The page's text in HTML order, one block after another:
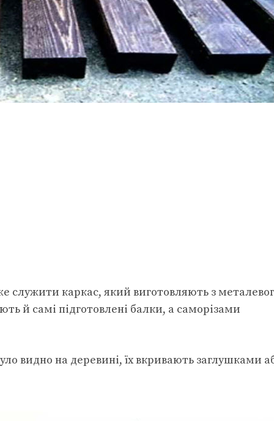
служити каркас, який виготовляють з
й самі підготовлені балки, а саморізами
видно на деревині, їх вкривають заглушками